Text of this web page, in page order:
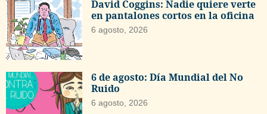
David Coggins: Nadie quiere verte
en pantalones cortos en la oficina
6 agosto, 2026
6 de agosto: Día Mundial del No
Ruido
6 agosto, 2026